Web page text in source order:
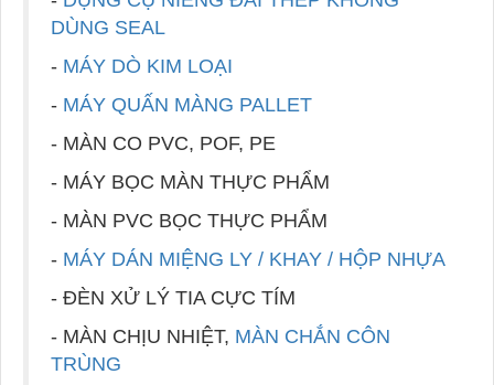
DÙNG SEAL
- MÁY DÒ KIM LOẠI
- MÁY QUẤN MÀNG PALLET
- MÀN CO PVC, POF, PE
- MÁY BỌC MÀN THỰC PHẨM
- MÀN PVC BỌC THỰC PHẨM
- MÁY DÁN MIỆNG LY / KHAY / HỘP NHỰA
- ĐÈN XỬ LÝ TIA CỰC TÍM
- MÀN CHỊU NHIỆT, MÀN CHẮN CÔN
TRÙNG